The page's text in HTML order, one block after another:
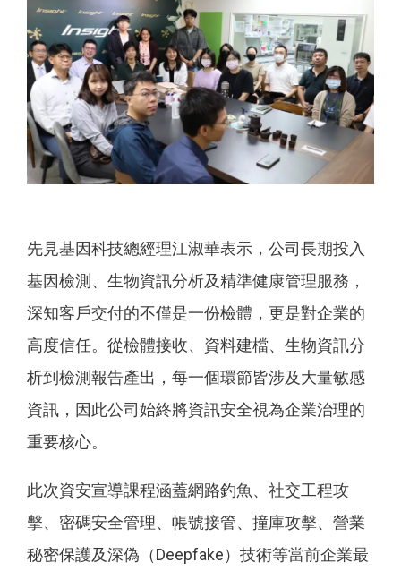
先見基因科技總經理江淑華表示，公司長期投入
基因檢測、生物資訊分析及精準健康管理服務，
深知客戶交付的不僅是一份檢體，更是對企業的
高度信任。從檢體接收、資料建檔、生物資訊分
析到檢測報告產出，每一個環節皆涉及大量敏感
資訊，因此公司始終將資訊安全視為企業治理的
重要核心。
此次資安宣導課程涵蓋網路釣魚、社交工程攻
擊、密碼安全管理、帳號接管、撞庫攻擊、營業
秘密保護及深偽（Deepfake）技術等當前企業最